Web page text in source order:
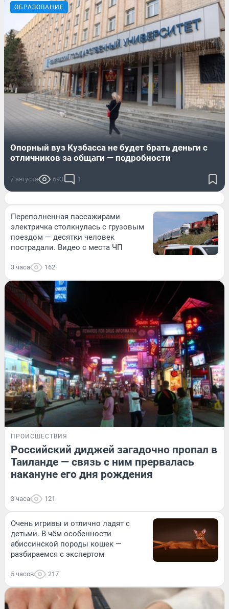
ОБРАЗОВАНИЕ
Опорный вуз Кузбасса не будет брать деньги с
отличников за общаги — подробности
7 августа 693 1
Переполненная пассажирами
электричка столкнулась с грузовым
поездом — десятки человек
пострадали. Видео с места ЧП
3 часа 162
ПРОИСШЕСТВИЯ
Российский диджей загадочно пропал в
Таиланде — связь с ним прервалась
накануне его дня рождения
3 часа 121
Очень игривы и отлично ладят с
детьми. В чём особенности
абиссинской породы кошек —
разбираемся с экспертом
5 часов 217